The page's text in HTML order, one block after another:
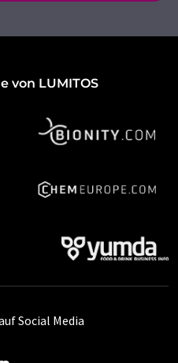
von LUMITOS
Social Media